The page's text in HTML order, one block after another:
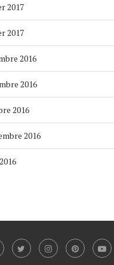
2017
2017
2016
2016
2016
2016